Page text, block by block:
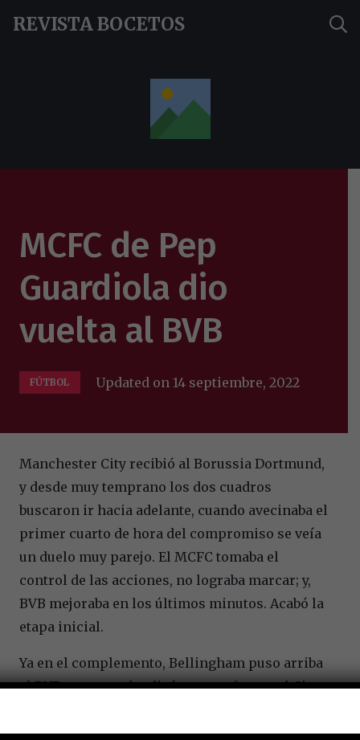
REVISTA BOCETOS
MCFC de Pep
Guardiola dio
vuelta al BVB
FÚTBOL Updated on 14 septiembre, 2022
Manchester City recibió al Borussia Dortmund,
y desde muy temprano los dos cuadros
buscaron ir hacia adelante, cuando avecinaba el
primer cuarto de hora del compromiso se veía
un duelo muy parejo. El MCFC tomaba el
control de las acciones, no lograba marcar; y,
BVB mejoraba en los últimos minutos. Acabó la
etapa inicial.
Ya en el complemento, Bellingham puso arriba
al BVB, pero no claudicó en su esfuerzo el City y
partido. Stones y Haaland lo hicieron posible,